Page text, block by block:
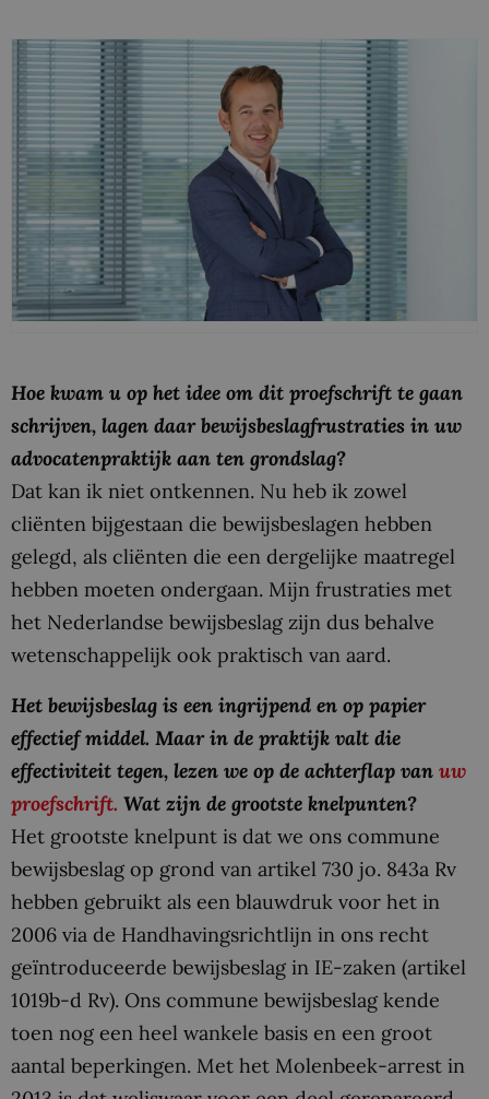
Hoe kwam u op het idee om dit proefschrift te gaan
schrijven, lagen daar bewijsbeslagfrustraties in uw
advocatenpraktijk aan ten grondslag?
Dat kan ik niet ontkennen. Nu heb ik zowel
cliënten bijgestaan die bewijsbeslagen hebben
gelegd, als cliënten die een dergelijke maatregel
hebben moeten ondergaan. Mijn frustraties met
het Nederlandse bewijsbeslag zijn dus behalve
wetenschappelijk ook praktisch van aard.
Het bewijsbeslag is een ingrijpend en op papier
effectief middel. Maar in de praktijk valt die
effectiviteit tegen, lezen we op de achterflap van uw
proefschrift. Wat zijn de grootste knelpunten?
Het grootste knelpunt is dat we ons commune
bewijsbeslag op grond van artikel 730 jo. 843a Rv
hebben gebruikt als een blauwdruk voor het in
2006 via de Handhavingsrichtlijn in ons recht
geïntroduceerde bewijsbeslag in IE-zaken (artikel
1019b-d Rv). Ons commune bewijsbeslag kende
toen nog een heel wankele basis en een groot
aantal beperkingen. Met het Molenbeek-arrest in